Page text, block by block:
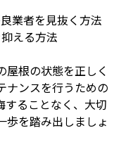
業者を見抜く方法
える方法
根の状態を正しく
ナンスを行うための
することなく、大切
歩を踏み出しましょ